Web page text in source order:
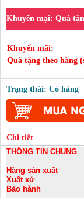
Khuyến mại: Quà
Khuyến mãi:
Quà tặng theo hãng
Trạng thái: Có hàng
Chi tiết
THÔNG TIN CHUNG
Hãng sản xuất
Xuất xứ
Bảo hành